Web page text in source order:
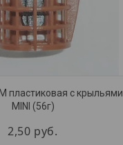
пластиковая с крыльями
MINI (56г)
2,50 руб.